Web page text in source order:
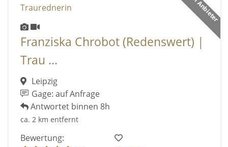
Franziska Chrobot (Redenswert) |
Trau ...
Leipzig
Gage: auf Anfrage
Antwortet binnen 8h
ca. 2 km entfernt
Bewertung: